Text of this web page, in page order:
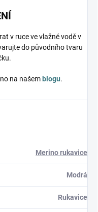
v ruce ve vlažné vodě v
do původního tvaru
na našem blogu.
Merino rukavice
Modrá
Rukavice